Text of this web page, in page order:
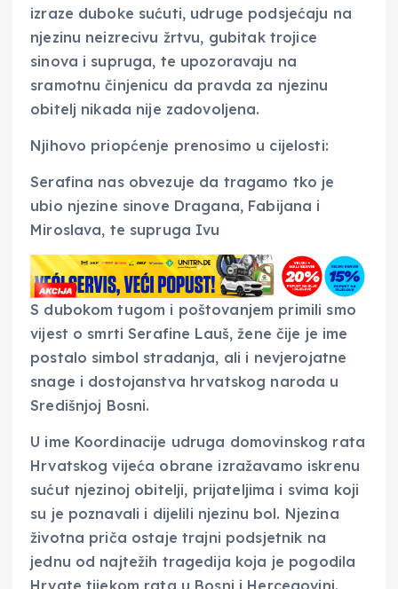
izraze duboke sućuti, udruge podsjećaju na
njezinu neizrecivu žrtvu, gubitak trojice
sinova i supruga, te upozoravaju na
sramotnu činjenicu da pravda za njezinu
obitelj nikada nije zadovoljena.
Njihovo priopćenje prenosimo u cijelosti:
Serafina nas obvezuje da tragamo tko je
ubio njezine sinove Dragana, Fabijana i
Miroslava, te supruga Ivu
S dubokom tugom i poštovanjem primili smo
vijest o smrti Serafine Lauš, žene čije je ime
postalo simbol stradanja, ali i nevjerojatne
snage i dostojanstva hrvatskog naroda u
Središnjoj Bosni.
U ime Koordinacije udruga domovinskog rata
Hrvatskog vijeća obrane izražavamo iskrenu
sućut njezinoj obitelji, prijateljima i svima koji
su je poznavali i dijelili njezinu bol. Njezina
životna priča ostaje trajni podsjetnik na
jednu od najtežih tragedija koja je pogodila
Hrvate tijekom rata u Bosni i Hercegovini.